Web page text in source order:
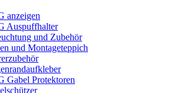
anzeigen
Auspuffhalter
und Zubehör
und Montageteppich
Gabel Protektoren